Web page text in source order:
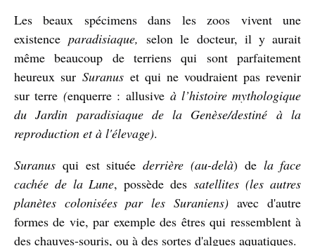
Les beaux spécimens dans les zoos vivent une
existence paradisiaque, selon le docteur, il y aurait
même beaucoup de terriens qui sont parfaitement
heureux sur Suranus et qui ne voudraient pas revenir
sur terre(enquerre : allusive à l’histoire mythologique
du Jardin paradisiaque de la Genèse/destiné à la
reproduction et à l'élevage).
Suranus qui est située derrière (au-delà) de la face
cachée de la Lune, possède des satellites (les autres
planètes colonisées par les Suraniens)avec d'autre
formes de vie, par exemple des êtres qui ressemblent à
des chauves-souris, ou à des sortes d'algues aquatiques.